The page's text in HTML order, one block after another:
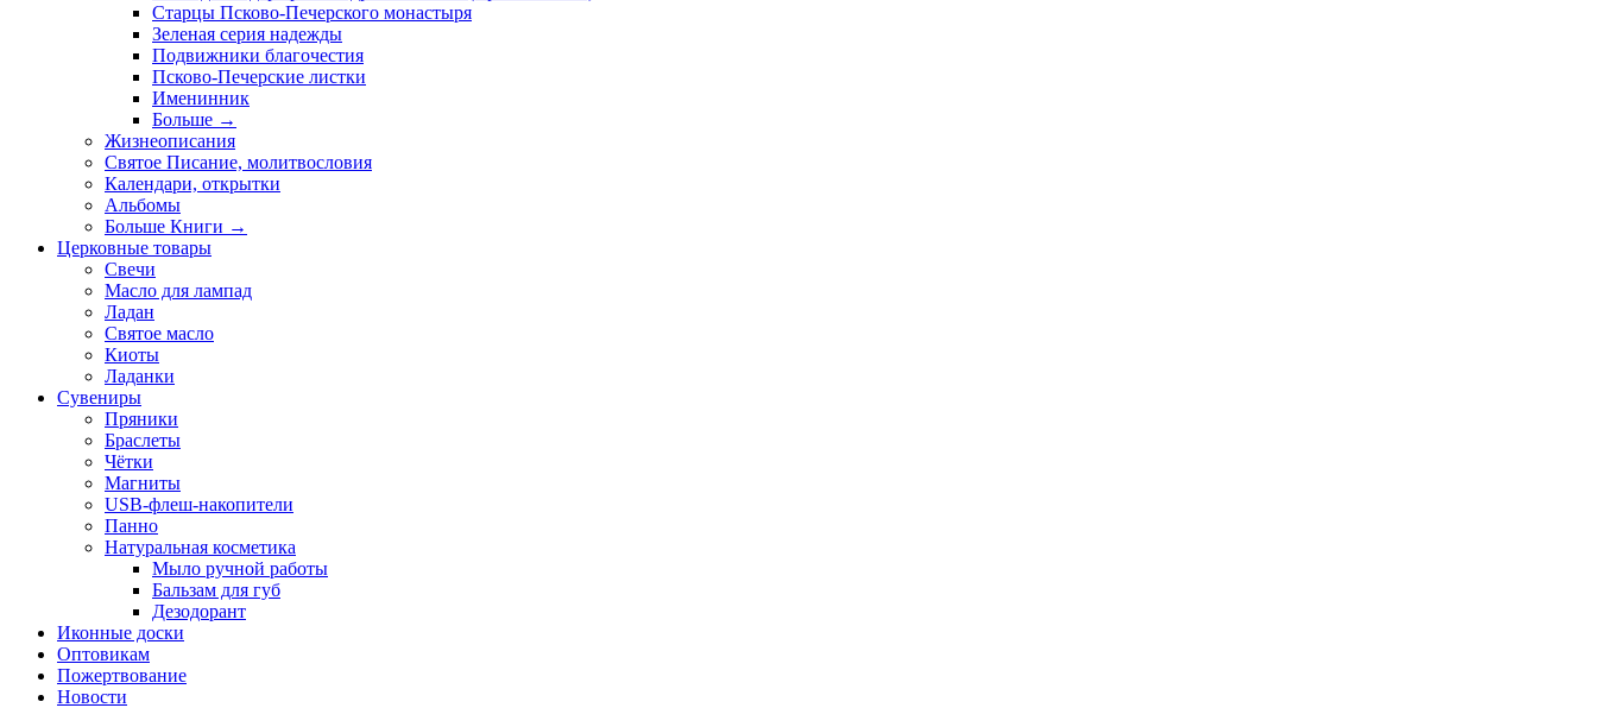
Старцы Псково-Печерского монастыря
Зеленая серия надежды
Подвижники благочестия
Псково-Печерские листки
Именинник
Больше →
Жизнеописания
Святое Писание, молитвословия
Календари, открытки
Альбомы
Больше Книги →
Церковные товары
Свечи
Масло для лампад
Ладан
Святое масло
Киоты
Ладанки
Сувениры
Пряники
Браслеты
Чётки
Магниты
USB-флеш-накопители
Панно
Натуральная косметика
Мыло ручной работы
Бальзам для губ
Дезодорант
Иконные доски
Оптовикам
Пожертвование
Новости